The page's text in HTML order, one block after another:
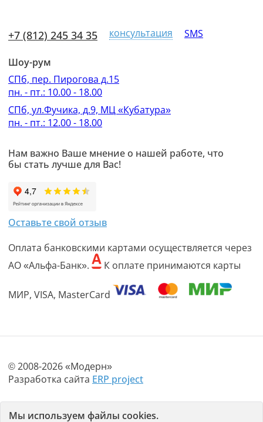
+7 (812) 245 34 35 консультация SMS
Шоу-рум
СПб, пер. Пирогова д.15
пн. - пт.: 10.00 - 18.00
СПб, ул.Фучика, д.9, МЦ «Кубатура»
пн. - пт.: 12.00 - 18.00
Нам важно Ваше мнение о нашей работе, что
бы стать лучше для Вас!
Оставьте свой отзыв
Оплата банковскими картами осуществляется через
АО «Альфа-Банк».
К оплате принимаются карты
МИР, VISA, MasterCard
© 2008-2026 «Модерн»
Разработка сайта ERP project
Пользовательское соглашение
Мы используем файлы cookies.